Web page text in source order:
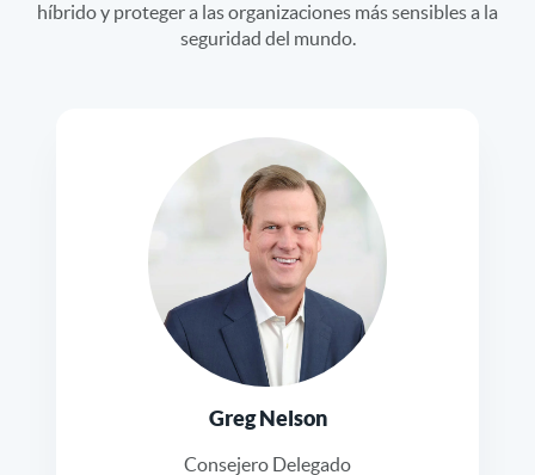
híbrido y proteger a las organizaciones más sensibles a la
seguridad del mundo.
Greg Nelson
Consejero Delegado